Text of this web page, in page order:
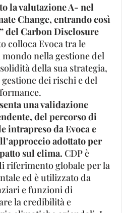
la valutazione A- nel
Change, entrando così
del Carbon Disclosure
colloca Evoca tra le
nella gestione del
della sua strategia,
dei rischi e del
una validazione
del percorso di
intrapreso da Evoca e
adottato per
sul clima. CDP è
riferimento globale per la
ed è utilizzato da
e funzioni di
la credibilità e